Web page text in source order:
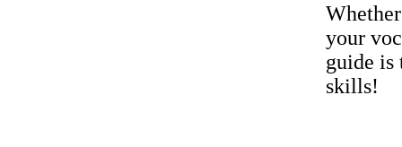
your
guide is
skills!